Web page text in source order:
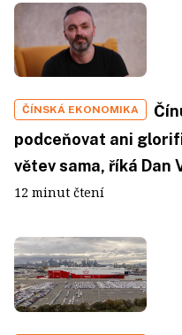
ČÍNSKÁ EKONOMIKA
podceňovat ani
větev sama, říká Dan
12 minut čtení